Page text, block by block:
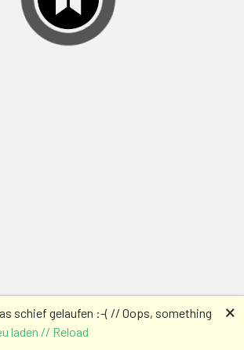
schief gelaufen :-( // Oops, something
laden // Reload
🗙